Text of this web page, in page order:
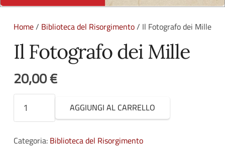
Home/ Biblioteca del Risorgimento/ Il Fotografo dei Mille
Il Fotografo dei Mille
20,00€
Il
Fotografo
dei
Mille
AGGIUNGI AL CARRELLO
Categoria: Biblioteca del Risorgimento